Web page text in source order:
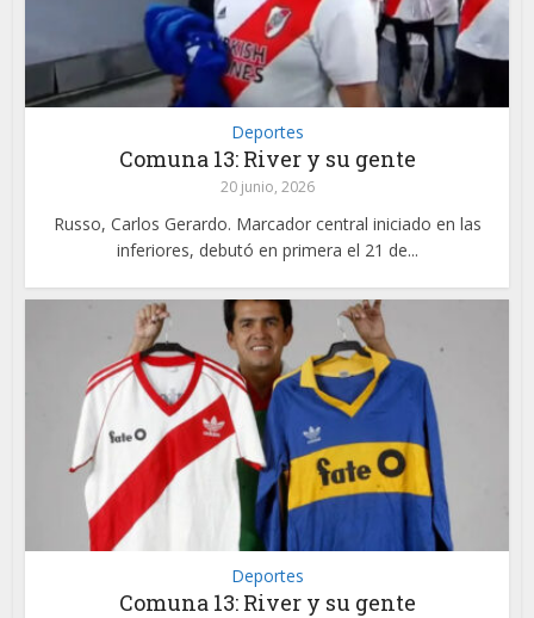
Deportes
Comuna 13: River y su gente
20 junio, 2026
Russo, Carlos Gerardo. Marcador central iniciado en las
inferiores, debutó en primera el 21 de...
Deportes
Comuna 13: River y su gente